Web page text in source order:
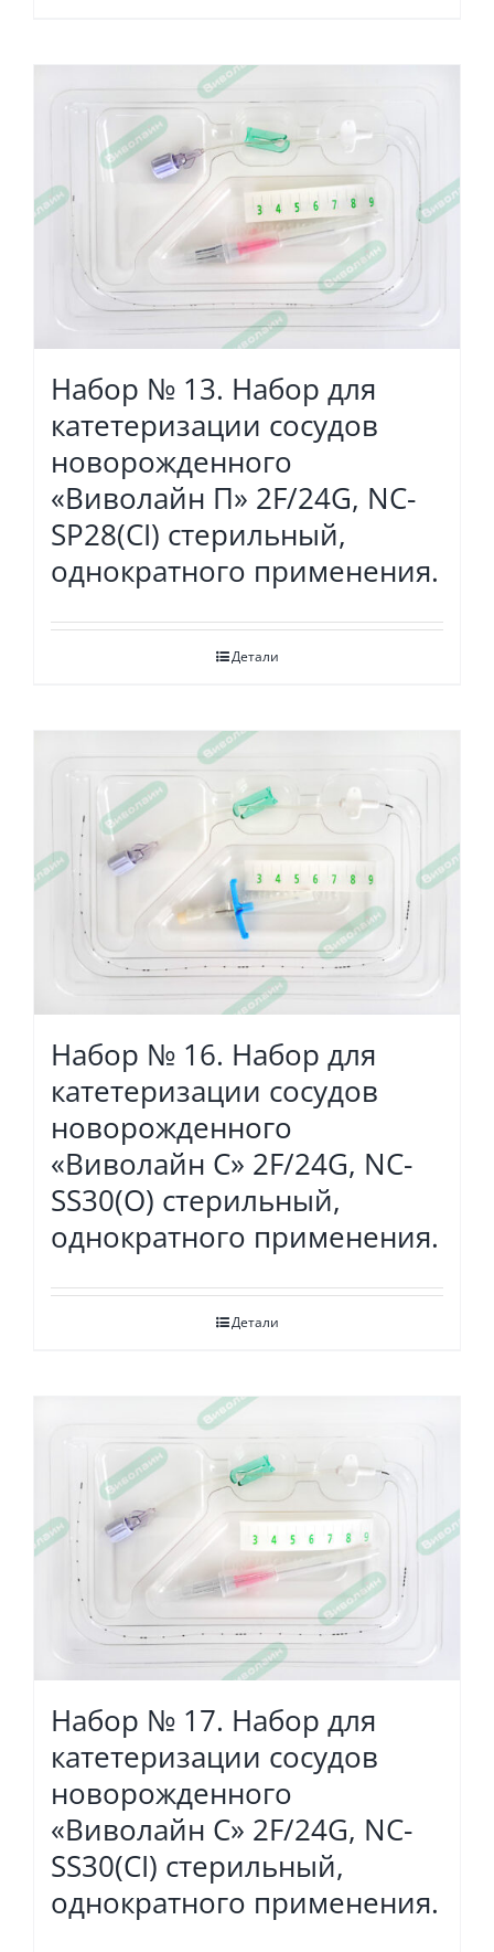
Набор № 13. Набор для
катетеризации сосудов
новорожденного
«Виволайн П» 2F/24G, NC-
SP28(CI) стерильный,
однократного применения.
Детали
Набор № 16. Набор для
катетеризации сосудов
новорожденного
«Виволайн С» 2F/24G, NC-
SS30(O) стерильный,
однократного применения.
Детали
Набор № 17. Набор для
катетеризации сосудов
новорожденного
«Виволайн С» 2F/24G, NC-
SS30(CI) стерильный,
однократного применения.